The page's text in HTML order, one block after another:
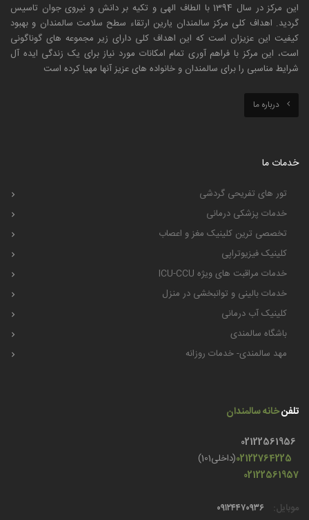
این مرکز در سال 1394 با الطاف الهی و تکیه بر دانش و نیروی جوان تاسیس
گردید. اهداف کلی مرکز سالمندان یارین ارتقاء سطح سلامت سالمندان و بهبود
کیفیت این عزیزان است که این اهداف کلی دارای زیر مجموعه های گوناگونی
است، این مرکز با فراهم آوری تمام امکانات مورد نیاز برای یک زندگی ایده آل
شرایط مناسبی را برای سالمندان و خانواده های عزیز آنها مهیا کرده است
درباره ما
خدمات ما
تور های تفریحی گردشی
خدمات پزشکی درمانی
تخصصی ترین کلینیک مغز و اعصاب
کلینیک فیزیوتراپی
خدمات مراقبت های ویژه ICU-CCU
خدمات بالینی و توانبخشی در منزل
کلینیک آب درمانی
باشگاه سالمندی
مهد سالمندی- خدمات روزانه
تلفنخانه سالمندان
02122561956
02122764225(داخلی101)
02122561957
موبایل: ۰۹۱۲۴۴۷۰۹۳۶